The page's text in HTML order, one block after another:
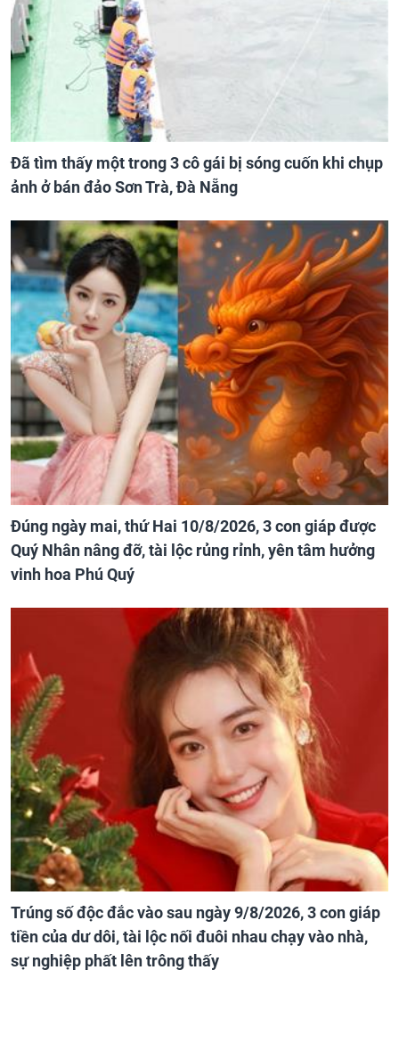
Đã tìm thấy một trong 3 cô gái bị sóng cuốn khi chụp
ảnh ở bán đảo Sơn Trà, Đà Nẵng
Đúng ngày mai, thứ Hai 10/8/2026, 3 con giáp được
Quý Nhân nâng đỡ, tài lộc rủng rỉnh, yên tâm hưởng
vinh hoa Phú Quý
Trúng số độc đắc vào sau ngày 9/8/2026, 3 con giáp
tiền của dư dôi, tài lộc nối đuôi nhau chạy vào nhà,
sự nghiệp phất lên trông thấy